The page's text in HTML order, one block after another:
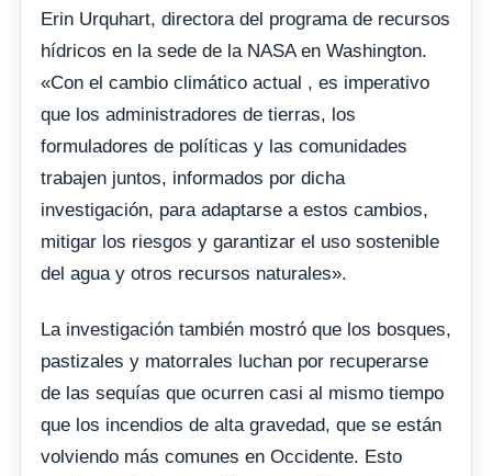
Erin Urquhart, directora del programa de recursos
hídricos en la sede de la NASA en Washington.
«Con el cambio climático actual , es imperativo
que los administradores de tierras, los
formuladores de políticas y las comunidades
trabajen juntos, informados por dicha
investigación, para adaptarse a estos cambios,
mitigar los riesgos y garantizar el uso sostenible
del agua y otros recursos naturales».
La investigación también mostró que los bosques,
pastizales y matorrales luchan por recuperarse
de las sequías que ocurren casi al mismo tiempo
que los incendios de alta gravedad, que se están
volviendo más comunes en Occidente. Esto